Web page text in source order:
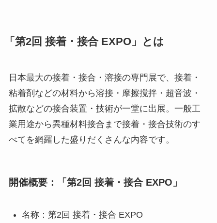
「第2回 接着・接合 EXPO」とは
日本最大の接着・接合・溶接の専門展で、接着・
粘着剤などの材料から溶接・摩擦撹拌・超音波・
拡散などの接合装置・技術が一堂に出展。一般工
業用途から異種材料接合まで接着・接合技術のす
べてを網羅した盛りだくさんな内容です。
開催概要：「第2回 接着・接合 EXPO」
名称：第2回 接着・接合 EXPO